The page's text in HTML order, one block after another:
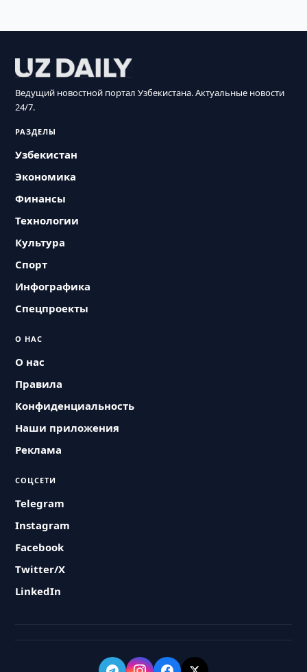
Ведущий новостной портал Узбекистана. Актуальные новости
24/7.
РАЗДЕЛЫ
Узбекистан
Экономика
Финансы
Технологии
Культура
Спорт
Инфографика
Спецпроекты
О НАС
О нас
Правила
Конфиденциальность
Наши приложения
Реклама
СОЦСЕТИ
Telegram
Instagram
Facebook
Twitter/X
LinkedIn